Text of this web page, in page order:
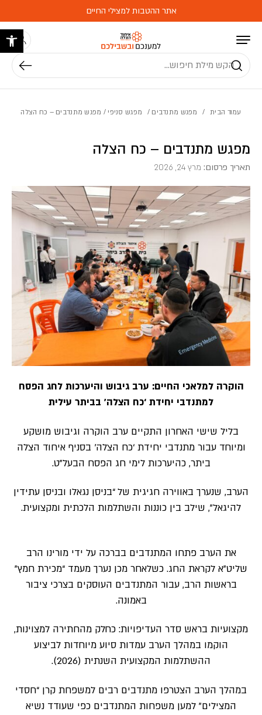
אתר ההטבות למצילי החיים
חיפוש
עמוד הבית / מפגש מתנדבים / מפגש סניפי / מפגש מתנדבים – כח הצלה
מפגש מתנדבים – כח הצלה
תאריך פרסום:מרץ 24, 2026
הוקרה למלאכי החיים: ערב גיבוש והיערכות לחג הפסח
למתנדבי יחידת ‘כח הצלה’ בביתר עילית
​בליל שישי האחרון התקיים ערב הוקרה וגיבוש מושקע
ומיוחד עבור מתנדבי יחידת ‘כח הצלה’ בסניף איחוד הצלה
ביתר, כהיערכות לימי חג הפסח הבעל”ט.
הערב, שנערך באווירה חגיגית של “בניסן נגאלו ובניסן עתידין
להיגאל”, שילב בין כוננות והשתלמות הלכתית ומקצועית.
את הערב פתחו המתנדבים בברכה על ידי מורינו הרב
שליט”א לקראת החג. כשלאחר מכן נערך מעמד “מכירת חמץ”
בראשות הרב, עבור המתנדבים העוסקים בצרכי ציבור
באמונה.
​מקצועיות בראש סדר העדיפויות: כחלק מהחתירה למצוינות,
הוקמו במהלך הערב עמדות סיוע מיוחדות לביצוע
ההשתלמות המקצועית השנתית (2026).
במהלך הערב הצטרפו מתנדבים רבים למשפחת קרן “חסדי
המצילים” למען משפחות המתנדבים כפי שעודד נשיא